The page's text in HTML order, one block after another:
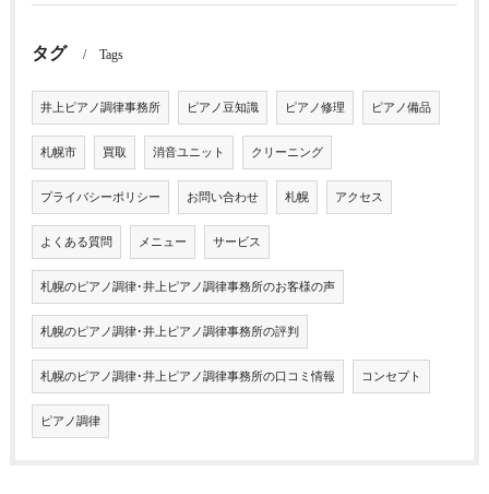
タグ Tags
井上ピアノ調律事務所 ピアノ豆知識 ピアノ修理 ピアノ備品
札幌市 買取 消音ユニット クリーニング
プライバシーポリシー お問い合わせ 札幌 アクセス
よくある質問 メニュー サービス
札幌のピアノ調律･井上ピアノ調律事務所のお客様の声
札幌のピアノ調律･井上ピアノ調律事務所の評判
札幌のピアノ調律･井上ピアノ調律事務所の口コミ情報 コンセプト
ピアノ調律